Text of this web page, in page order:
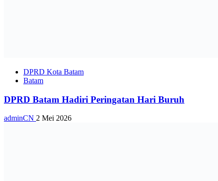
DPRD Kota Batam
Batam
DPRD Batam Hadiri Peringatan Hari Buruh
adminCN 2 Mei 2026